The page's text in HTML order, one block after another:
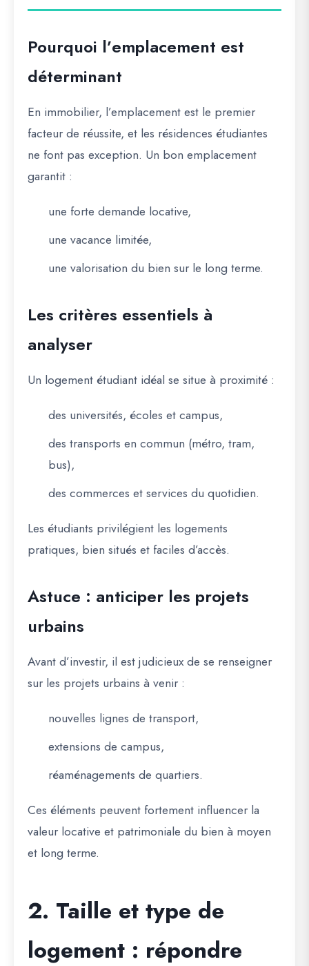
Pourquoi l’emplacement est
déterminant
En immobilier, l’emplacement est le premier
facteur de réussite, et les résidences étudiantes
ne font pas exception. Un bon emplacement
garantit :
une forte demande locative,
une vacance limitée,
une valorisation du bien sur le long terme.
Les critères essentiels à
analyser
Un logement étudiant idéal se situe à proximité :
des universités, écoles et campus,
des transports en commun (métro, tram,
bus),
des commerces et services du quotidien.
Les étudiants privilégient les logements
pratiques, bien situés et faciles d’accès.
Astuce : anticiper les projets
urbains
Avant d’investir, il est judicieux de se renseigner
sur les projets urbains à venir :
nouvelles lignes de transport,
extensions de campus,
réaménagements de quartiers.
Ces éléments peuvent fortement influencer la
valeur locative et patrimoniale du bien à moyen
et long terme.
2. Taille et type de
logement : répondre